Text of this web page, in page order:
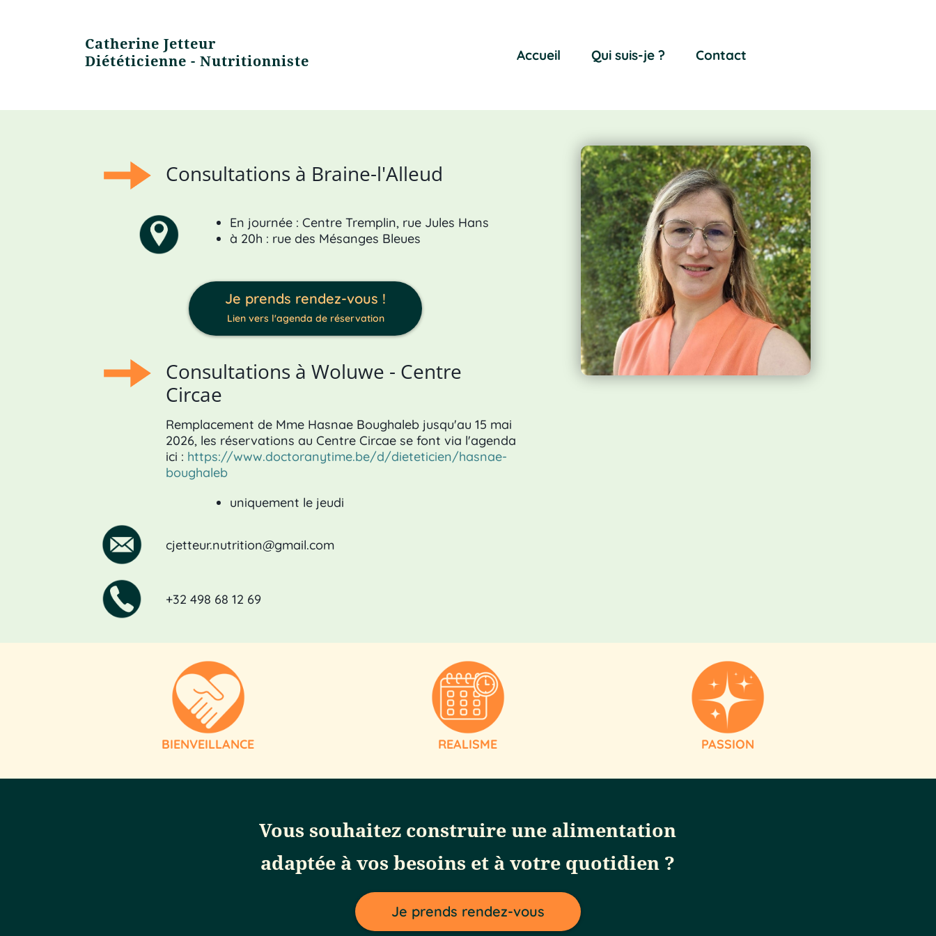
Catherine Jetteur
Diététicienne - Nutritionniste
Accueil Qui suis-je ? Contact
Consultations à Braine-l'Alleud
En journée : Centre Tremplin, rue Jules Hans
à 20h : rue des Mésanges Bleues
Je prends rendez-vous !
Lien vers l'agenda de réservation
Consultations à Woluwe - Centre
Circae
Remplacement de Mme Hasnae Boughaleb jusqu'au 15 mai
2026, les réservations au Centre Circae se font via l'agenda
ici : https://www.doctoranytime.be/d/dieteticien/hasnae-
boughaleb
uniquement le jeudi
cjetteur.nutrition@gmail.com
+32 498 68 12 69
BIENVEILLANCE REALISME PASSION
Vous souhaitez construire une alimentation
adaptée à vos besoins et à votre quotidien ?
Je prends rendez-vous